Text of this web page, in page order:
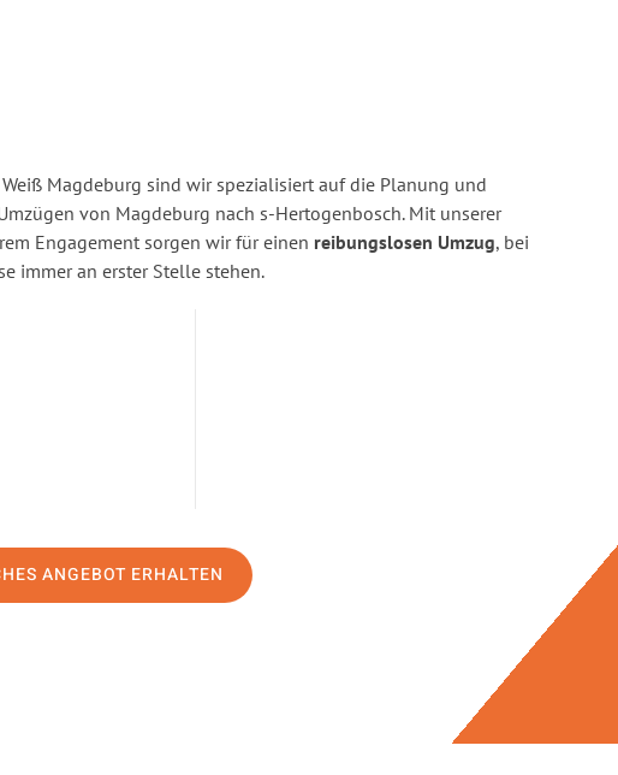
Magdeburg sind wir spezialisiert auf die Planung und
von Magdeburg nach s-Hertogenbosch. Mit unserer
Engagement sorgen wir für einen reibungslosen Umzug, bei
immer an erster Stelle stehen.
ANGEBOT ERHALTEN